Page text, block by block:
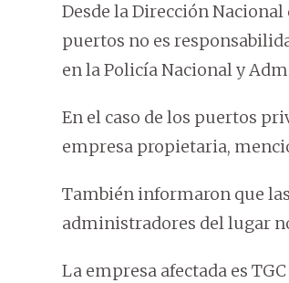
Desde la Dirección
puertos no es
en la Policía Nacional y
En el caso de los puertos
empresa propietaria,
También informaron que
administradores del lugar
La empresa afectada es